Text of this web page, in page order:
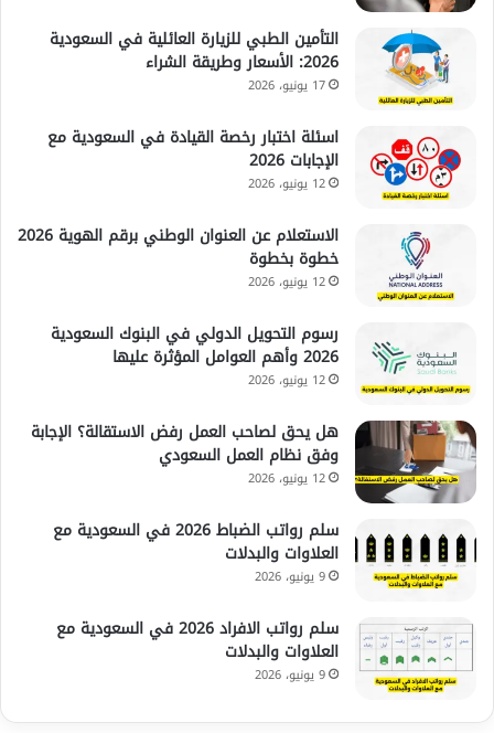
التأمين الطبي للزيارة العائلية في السعودية
2026: الأسعار وطريقة الشراء
17 يونيو، 2026
اسئلة اختبار رخصة القيادة في السعودية مع
الإجابات 2026
12 يونيو، 2026
الاستعلام عن العنوان الوطني برقم الهوية 2026
خطوة بخطوة
12 يونيو، 2026
رسوم التحويل الدولي في البنوك السعودية
2026 وأهم العوامل المؤثرة عليها
12 يونيو، 2026
هل يحق لصاحب العمل رفض الاستقالة؟ الإجابة
وفق نظام العمل السعودي
12 يونيو، 2026
سلم رواتب الضباط 2026 في السعودية مع
العلاوات والبدلات
9 يونيو، 2026
سلم رواتب الافراد 2026 في السعودية مع
العلاوات والبدلات
9 يونيو، 2026